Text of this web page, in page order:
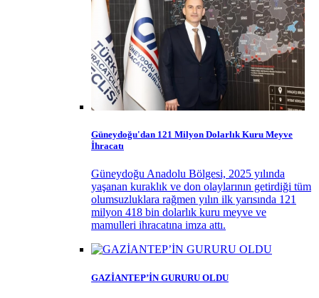
Güneydoğu'dan 121 Milyon Dolarlık Kuru Meyve
İhracatı
Güneydoğu Anadolu Bölgesi, 2025 yılında
yaşanan kuraklık ve don olaylarının getirdiği tüm
olumsuzluklara rağmen yılın ilk yarısında 121
milyon 418 bin dolarlık kuru meyve ve
mamulleri ihracatına imza attı.
GAZİANTEP’İN GURURU OLDU